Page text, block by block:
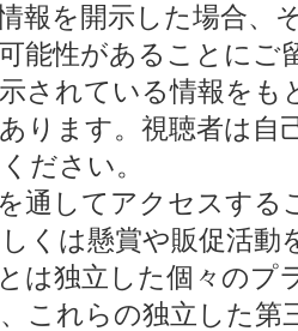
報を開示した場合、
能性があることに
されている情報を
ります。視聴者は自
ださい。
通してアクセスする
くは懸賞や販促活動
は独立した個々のプ
これらの独立した第